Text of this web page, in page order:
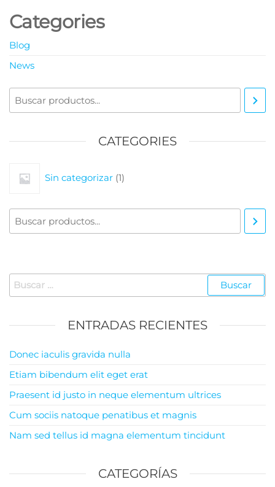
Categories
Blog
News
CATEGORIES
Sin categorizar 1
ENTRADAS RECIENTES
Donec iaculis gravida nulla
Etiam bibendum elit eget erat
Praesent id justo in neque elementum ultrices
Cum sociis natoque penatibus et magnis
Nam sed tellus id magna elementum tincidunt
CATEGORÍAS